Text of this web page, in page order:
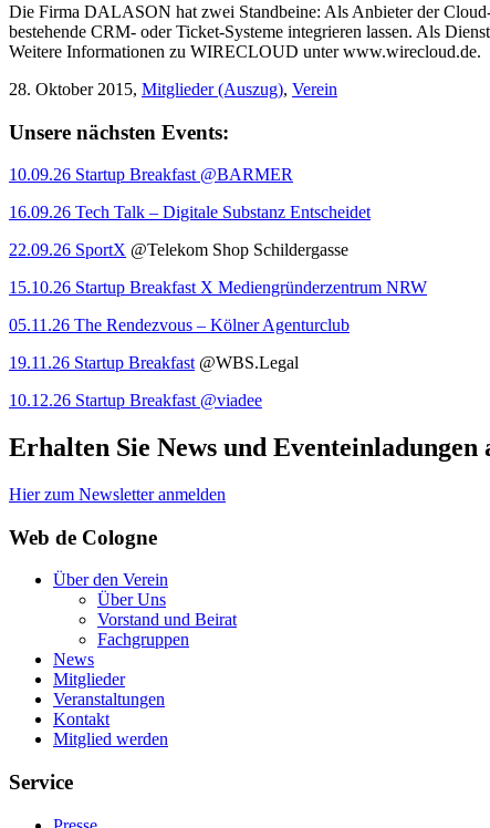
Die Firma DALASON hat zwei Standbeine: Als Anbieter der
bestehende CRM- oder Ticket-Systeme integrieren lassen. Als
Weitere Informationen zu WIRECLOUD unter www.wirecloud.de.
28. Oktober 2015, Mitglieder (Auszug), Verein
Unsere nächsten Events:
10.09.26 Startup Breakfast @BARMER
16.09.26 Tech Talk – Digitale Substanz Entscheidet
22.09.26 SportX @Telekom Shop Schildergasse
15.10.26 Startup Breakfast X Mediengründerzentrum NRW
05.11.26 The Rendezvous – Kölner Agenturclub
19.11.26 Startup Breakfast @WBS.Legal
10.12.26 Startup Breakfast @viadee
Erhalten Sie News und
Hier zum Newsletter anmelden
Web de Cologne
Über den Verein
Über Uns
Vorstand und Beirat
Fachgruppen
News
Mitglieder
Veranstaltungen
Kontakt
Mitglied werden
Service